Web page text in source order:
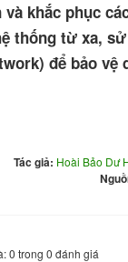
khắc phục
thống từ xa,
để bảo vệ
Tác giả: Hoài Bảo Dư
0 trong 0 đánh giá